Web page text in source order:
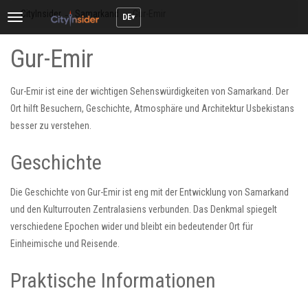
Toggle
DE
CityInsider → Samarkand →Gur-Emir
Gur-Emir
Gur-Emir ist eine der wichtigen Sehenswürdigkeiten von Samarkand. Der
Ort hilft Besuchern, Geschichte, Atmosphäre und Architektur Usbekistans
besser zu verstehen.
Geschichte
Die Geschichte von Gur-Emir ist eng mit der Entwicklung von Samarkand
und den Kulturrouten Zentralasiens verbunden. Das Denkmal spiegelt
verschiedene Epochen wider und bleibt ein bedeutender Ort für
Einheimische und Reisende.
Praktische Informationen